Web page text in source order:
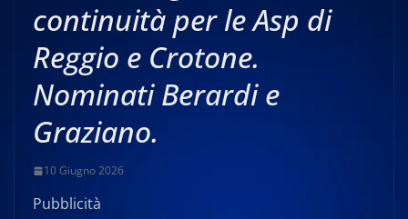
continuità per le Asp di
Reggio e Crotone.
Nominati Berardi e
Graziano.
10 Giugno 2026
Pubblicità